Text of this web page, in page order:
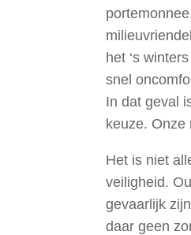
het ‘s
snel
In dat geval
keuze. Onze
Het is niet
veiligheid.
gevaarlijk
daar geen